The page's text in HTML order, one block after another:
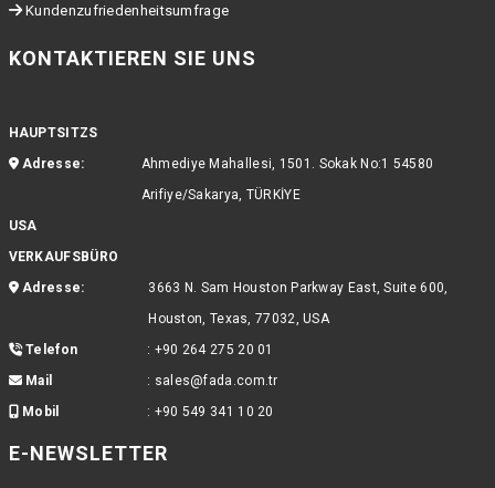
Kundenzufriedenheitsumfrage
KONTAKTIEREN SIE UNS
HAUPTSITZS
Adresse:
Ahmediye Mahallesi, 1501. Sokak No:1 54580
Arifiye/Sakarya, TÜRKİYE
USA
VERKAUFSBÜRO
Adresse:
3663 N. Sam Houston Parkway East, Suite 600,
Houston, Texas, 77032, USA
Telefon
: +90 264 275 20 01
Mail
: sales@fada.com.tr
Mobil
: +90 549 341 10 20
E-NEWSLETTER